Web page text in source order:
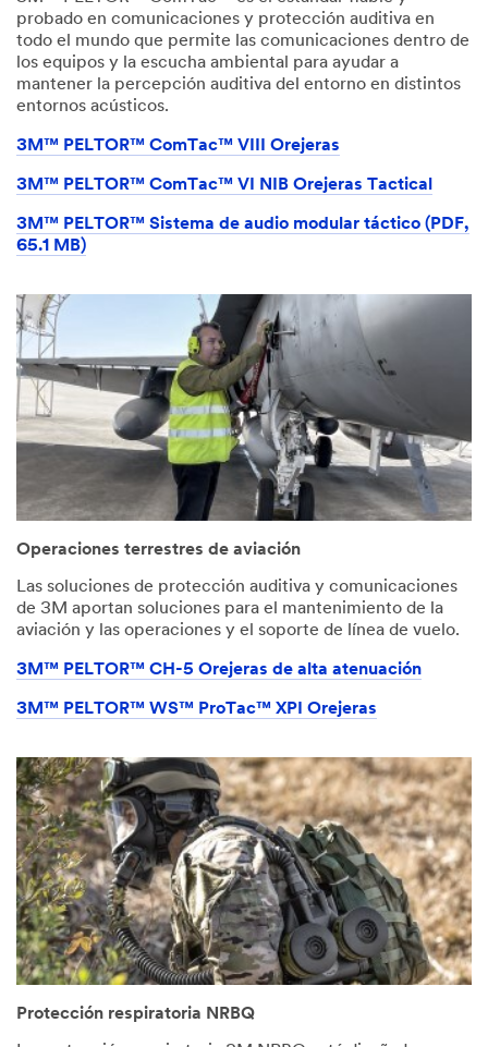
probado en comunicaciones y protección auditiva en
todo el mundo que permite las comunicaciones dentro de
los equipos y la escucha ambiental para ayudar a
mantener la percepción auditiva del entorno en distintos
entornos acústicos.
3M™ PELTOR™ ComTac™ VIII Orejeras
3M™ PELTOR™ ComTac™ VI NIB Orejeras Tactical
3M™ PELTOR™ Sistema de audio modular táctico (PDF,
65.1 MB)
Operaciones terrestres de aviación
Las soluciones de protección auditiva y comunicaciones
de 3M aportan soluciones para el mantenimiento de la
aviación y las operaciones y el soporte de línea de vuelo.
3M™ PELTOR™ CH-5 Orejeras de alta atenuación
3M™ PELTOR™ WS™ ProTac™ XPI Orejeras
Protección respiratoria NRBQ